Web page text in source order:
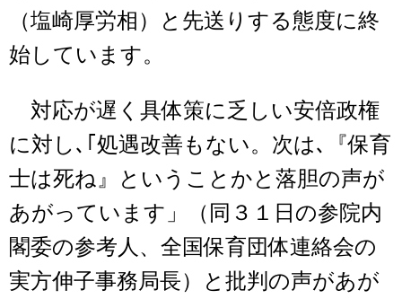
（塩崎厚労相）と先送りする態度に終
始しています。
対応が遅く具体策に乏しい安倍政権
に対し､｢処遇改善もない。次は､『保育
士は死ね』ということかと落胆の声が
あがっています」（同３１日の参院内
閣委の参考人、全国保育団体連絡会の
実方伸子事務局長）と批判の声があが